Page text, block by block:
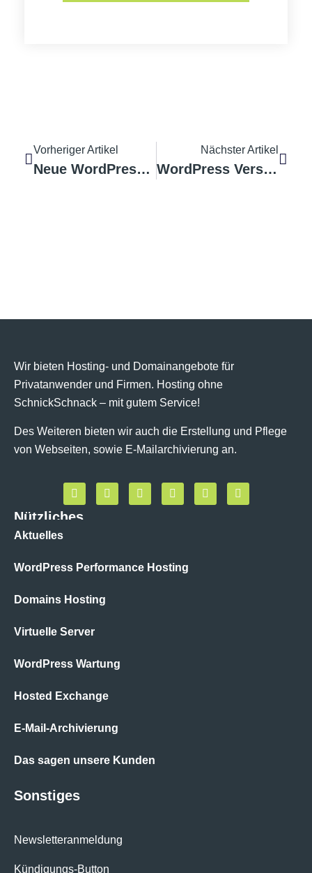
Vorheriger Artikel
Neue WordPress Version
Nächster Artikel
WordPress Version 3.7 erschienen
Wir bieten Hosting- und Domainangebote für
Privatanwender und Firmen. Hosting ohne
SchnickSchnack – mit gutem Service!
Des Weiteren bieten wir auch die Erstellung und Pflege
von Webseiten, sowie E-Mailarchivierung an.
Nützliches
Aktuelles
WordPress Performance Hosting
Domains Hosting
Virtuelle Server
WordPress Wartung
Hosted Exchange
E-Mail-Archivierung
Das sagen unsere Kunden
Sonstiges
Newsletteranmeldung
Kündigungs-Button